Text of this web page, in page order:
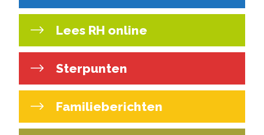
Lees RH online
Sterpunten
Familieberichten